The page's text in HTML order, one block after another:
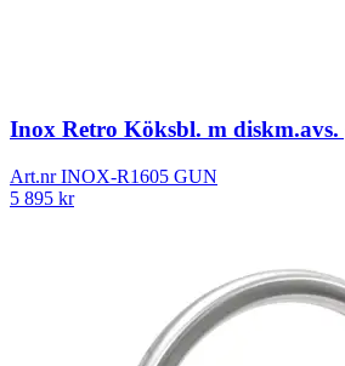
Inox Retro Köksbl. m
Art.nrINOX-R1605 GUN
5 895 kr